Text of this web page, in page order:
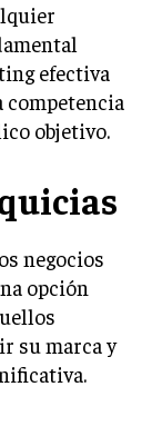
WEB SEO
efectiva
competencia
objetivo.
negocios
opción
su marca y